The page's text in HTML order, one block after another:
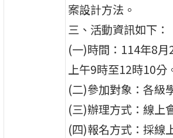
案設計方法。
三、活動資訊如下：
(一)時間：114年8月
上午9時至12時10分
(二)參加對象：各級
(三)辦理方式：線上
(四)報名方式：採線